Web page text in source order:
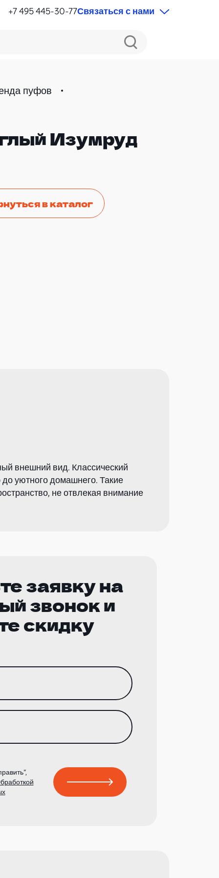
+7 495 445-30-77Связаться с нами
пуфов
Изумруд
в каталог
внешний вид. Классический
уютного домашнего. Такие
не отвлекая внимание
заявку на
звонок и
скидку